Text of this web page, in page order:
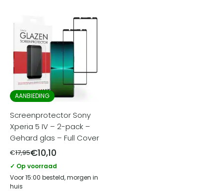
AANBIEDING
Screenprotector Sony
Xperia 5 IV – 2-pack –
Gehard glas – Full Cover
€17,95€10,10
✓ Op voorraad
Voor 15:00 besteld, morgen in
huis